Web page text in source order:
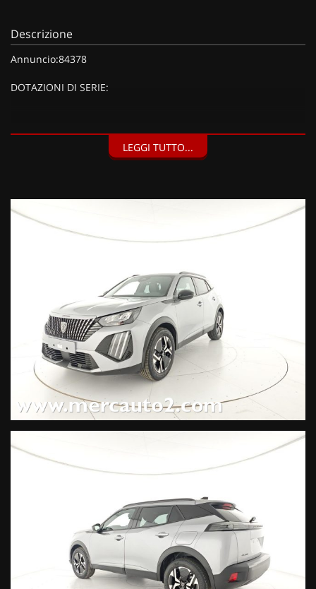
Descrizione
Annuncio:84378
DOTAZIONI DI SERIE:
Kit riparazione pneumatici (Compressore da 12 V) (20 EUR),
LEGGI TUTTO...